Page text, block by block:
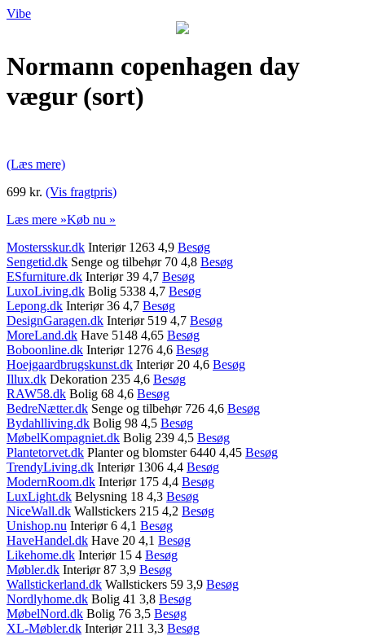
Vibe
Normann copenhagen day
vægur (sort)
(Læs mere)
699 kr. (Vis fragtpris)
Læs mere »Køb nu »
Mostersskur.dk Interiør 1263 4,9 Besøg
Sengetid.dk Senge og tilbehør 70 4,8 Besøg
ESfurniture.dk Interiør 39 4,7 Besøg
LuxoLiving.dk Bolig 5338 4,7 Besøg
Lepong.dk Interiør 36 4,7 Besøg
DesignGaragen.dk Interiør 519 4,7 Besøg
MoreLand.dk Have 5148 4,65 Besøg
Boboonline.dk Interiør 1276 4,6 Besøg
Hoejgaardbrugskunst.dk Interiør 20 4,6 Besøg
Illux.dk Dekoration 235 4,6 Besøg
RAW58.dk Bolig 68 4,6 Besøg
BedreNætter.dk Senge og tilbehør 726 4,6 Besøg
Bydahlliving.dk Bolig 98 4,5 Besøg
MøbelKompagniet.dk Bolig 239 4,5 Besøg
Plantetorvet.dk Planter og blomster 6440 4,45 Besøg
TrendyLiving.dk Interiør 1306 4,4 Besøg
ModernRoom.dk Interiør 175 4,4 Besøg
LuxLight.dk Belysning 18 4,3 Besøg
NiceWall.dk Wallstickers 215 4,2 Besøg
Unishop.nu Interiør 6 4,1 Besøg
HaveHandel.dk Have 20 4,1 Besøg
Likehome.dk Interiør 15 4 Besøg
Møbler.dk Interiør 87 3,9 Besøg
Wallstickerland.dk Wallstickers 59 3,9 Besøg
Nordlyhome.dk Bolig 41 3,8 Besøg
MøbelNord.dk Bolig 76 3,5 Besøg
XL-Møbler.dk Interiør 211 3,3 Besøg